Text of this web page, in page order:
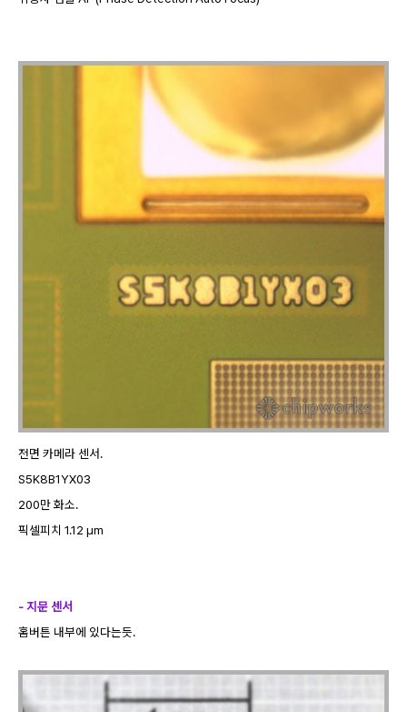
전면 카메라 센서.
S5K8B1YX03
200만 화소.
픽셀피치 1.12 µm
- 지문 센서
홈버튼 내부에 있다는듯.